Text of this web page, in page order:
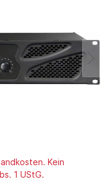
Kein
1 UStG.